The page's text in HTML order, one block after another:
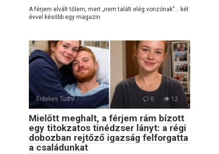
A férjem elvált tőlem, mert „nem talált elég vonzónak”… két
évvel később egy magazin
Érdekes Tudni 0 12
Mielőtt meghalt, a férjem rám bízott
egy titokzatos tinédzser lányt: a régi
dobozban rejtőző igazság felforgatta
a családunkat